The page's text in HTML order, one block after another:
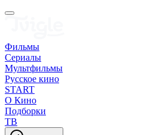
Фильмы
Сериалы
Мультфильмы
Русское кино
START
О Кино
Подборки
ТВ